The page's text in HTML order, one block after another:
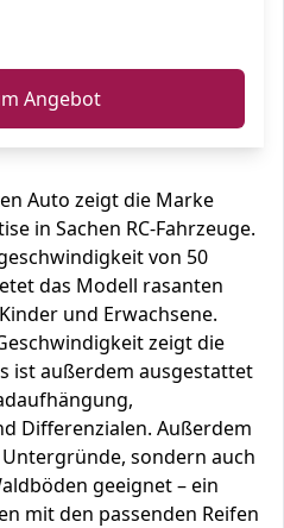
Angebot
Auto zeigt die Marke
in Sachen RC-Fahrzeuge.
von 50
das Modell rasanten
und Erwachsene.
zeigt die
ist außerdem ausgestattet
Differenzialen. Außerdem
sondern auch
geeignet – ein
mit den passenden Reifen